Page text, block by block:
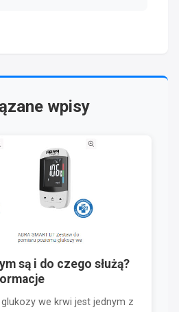
wpisy
są i do czego służą?
we krwi jest jednym z